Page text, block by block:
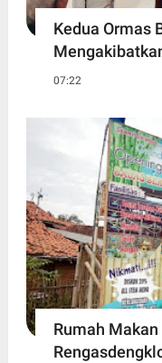
Kedua Ormas
07:22
Rumah